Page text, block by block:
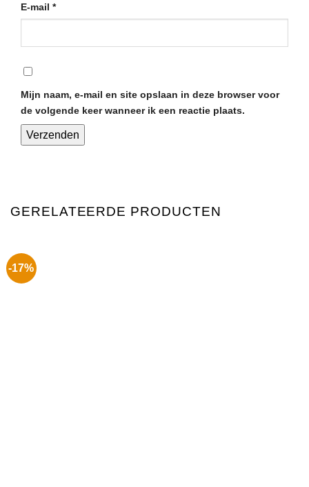
E-mail *
Mijn naam, e-mail en site opslaan in deze browser voor
de volgende keer wanneer ik een reactie plaats.
GERELATEERDE PRODUCTEN
-17%